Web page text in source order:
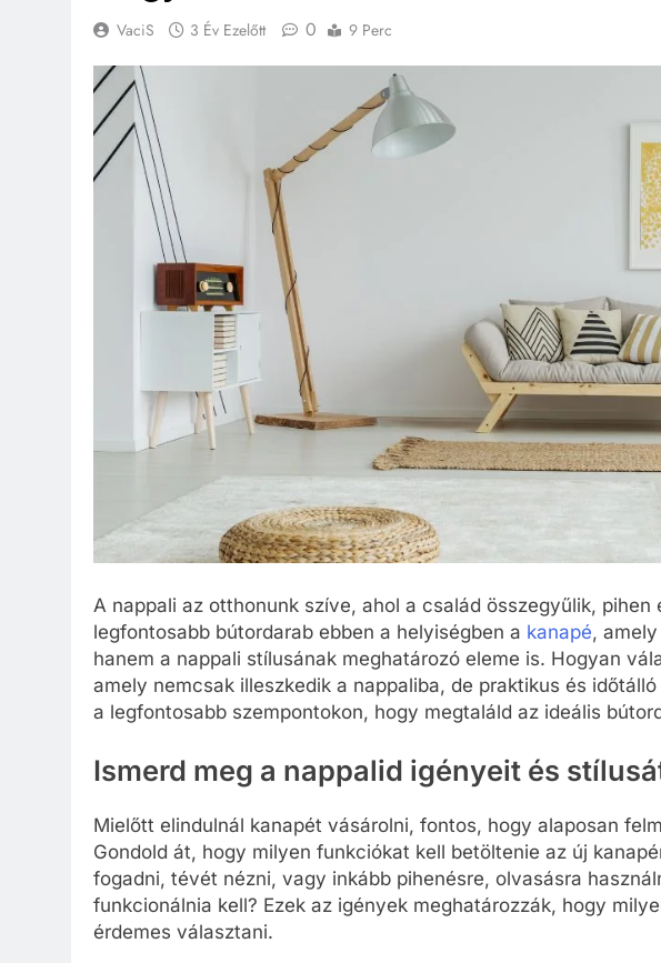
VaciS 3 Év Ezelőtt 0 9 Perc
A nappali az otthonunk szíve, ahol a család összegyűlik, pihen
legfontosabb bútordarab ebben a helyiségben a kanapé,
hanem a nappali stílusának meghatározó eleme is. Hogyan
amely nemcsak illeszkedik a nappaliba, de praktikus és
a legfontosabb szempontokon, hogy megtaláld az ideális
Ismerd meg a nappalid igényeit és
Mielőtt elindulnál kanapét vásárolni, fontos, hogy alaposan
Gondold át, hogy milyen funkciókat kell betöltenie az új
fogadni, tévét nézni, vagy inkább pihenésre, olvasásra
funkcionálnia kell? Ezek az igények meghatározzák, hogy
érdemes választani.